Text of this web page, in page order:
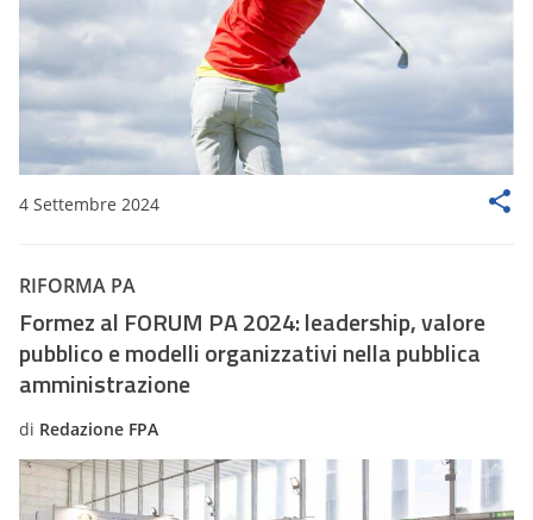
4 Settembre 2024
RIFORMA PA
Formez al FORUM PA 2024: leadership, valore
pubblico e modelli organizzativi nella pubblica
amministrazione
di Redazione FPA